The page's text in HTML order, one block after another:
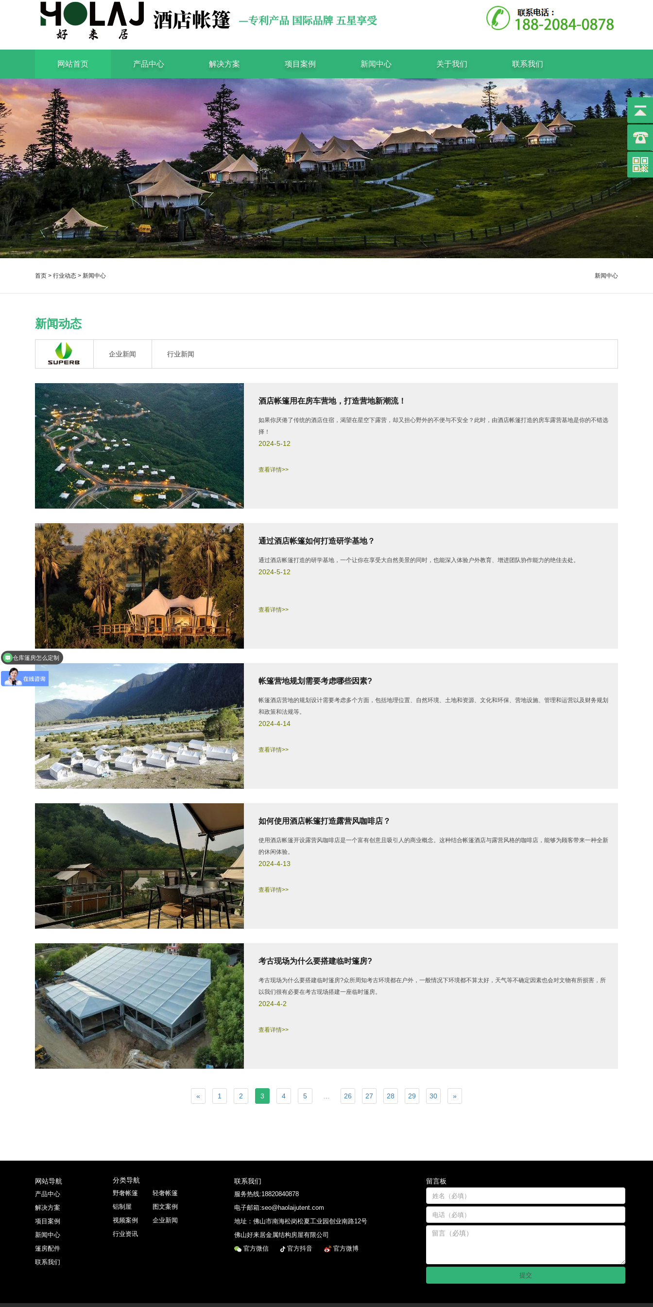
网站首页 产品中心 解决方案 项目案例 新闻中心 关于我们 联系我们
新闻中心
首页 > 行业动态 > 新闻中心
新闻动态
企业新闻 行业新闻
查看详情>>
酒店帐篷用在房车营地，打造营地新潮流！
如果你厌倦了传统的酒店住宿，渴望在星空下露营，却又担心野外的不便与不安全？此时，由酒店帐篷打造的房车露营基地是你的不错选
择！
2024-5-12
查看详情>>
通过酒店帐篷如何打造研学基地？
通过酒店帐篷打造的研学基地，一个让你在享受大自然美景的同时，也能深入体验户外教育、增进团队协作能力的绝佳去处。
2024-5-12
查看详情>>
帐篷营地规划需要考虑哪些因素?
帐篷酒店营地的规划设计需要考虑多个方面，包括地理位置、自然环境、土地和资源、文化和环保、营地设施、管理和运营以及财务规划
和政策和法规等。
2024-4-14
查看详情>>
如何使用酒店帐篷打造露营风咖啡店？
使用酒店帐篷开设露营风咖啡店是一个富有创意且吸引人的商业概念。这种结合帐篷酒店与露营风格的咖啡店，能够为顾客带来一种全新
的休闲体验。
2024-4-13
查看详情>>
考古现场为什么要搭建临时篷房?
考古现场为什么要搭建临时篷房?众所周知考古环境都在户外，一般情况下环境都不算太好，天气等不确定因素也会对文物有所损害，所
以我们很有必要在考古现场搭建一座临时篷房。
2024-4-2
« 1 2 3 4 5 26 27 28 29 30 »
网站导航
产品中心
解决方案
项目案例
新闻中心
篷房配件
联系我们
分类导航
野奢帐篷
轻奢帐篷
铝制屋
图文案例
视频案例
企业新闻
行业资讯
联系我们
服务热线:18820840878
电子邮箱:seo@haolaijutent.com
地址： 佛山市南海松岗松夏工业园创业南路12号
佛山好来居金属结构房屋有限公司
官方微信
官方抖音 官方微博
留言板
仓库篷房怎么定制
活动篷房都有哪些